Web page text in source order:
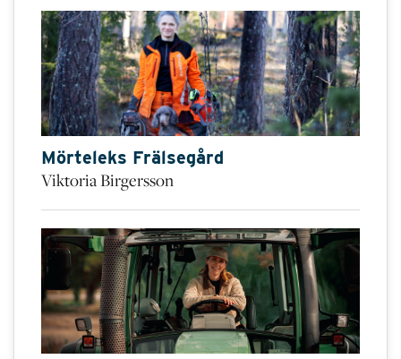
Mörteleks Frälsegård
Viktoria Birgersson